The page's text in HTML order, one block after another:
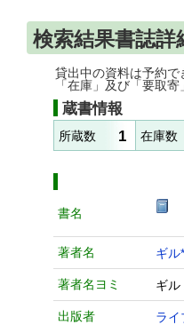
検索結果書誌詳
貸出中の資料は予約で
「在庫」及び「要取
蔵書情報
所蔵数 1 在庫数
書名
著者名 ギル
著者名ヨミ ギル
出版者 ライ